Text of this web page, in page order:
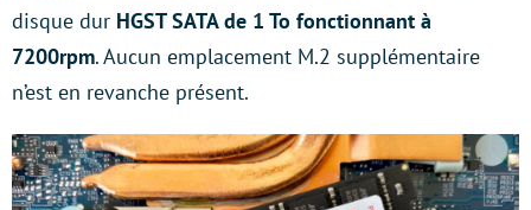
disque dur HGST SATA de 1 To fonctionnant à
7200rpm. Aucun emplacement M.2 supplémentaire
n’est en revanche présent.